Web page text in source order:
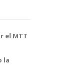
el MTT
la